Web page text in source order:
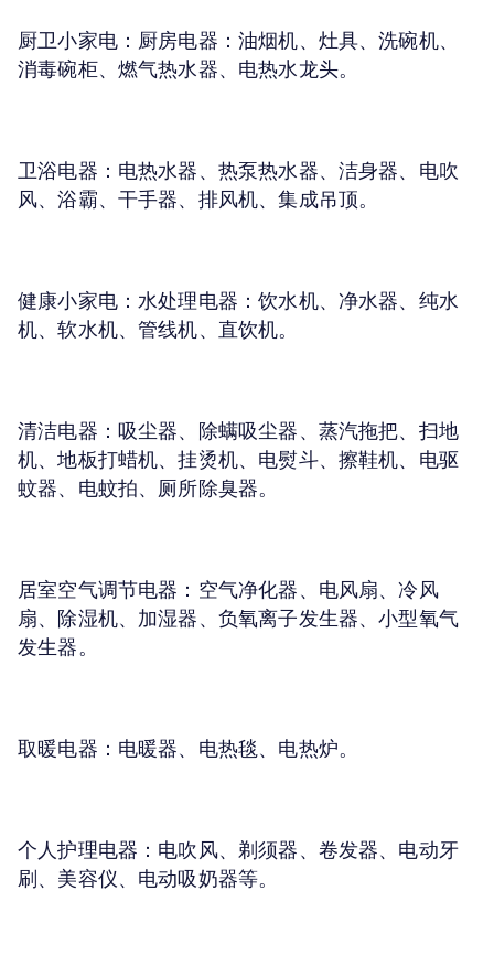
厨卫小家电： 厨房电器：油烟机、灶具、洗碗机、
消毒碗柜、燃气热水器、电热水龙头。
卫浴电器： 电热水器、热泵热水器、洁身器、电吹
风、浴霸、干手器、排风机、集成吊顶。
健康小家电：水处理电器：饮水机、净水器、纯水
机、软水机、管线机、直饮机。
清洁电器： 吸尘器、除螨吸尘器、蒸汽拖把、扫地
机、地板打蜡机、挂烫机、电熨斗、擦鞋机、电驱
蚊器、电蚊拍、厕所除臭器。
居室空气调节电器： 空气净化器、电风扇、冷风
扇、除湿机、加湿器、负氧离子发生器、小型氧气
发生器。
取暖电器： 电暖器、电热毯、电热炉。
个人护理电器： 电吹风、剃须器、卷发器、电动牙
刷、美容仪、电动吸奶器等。